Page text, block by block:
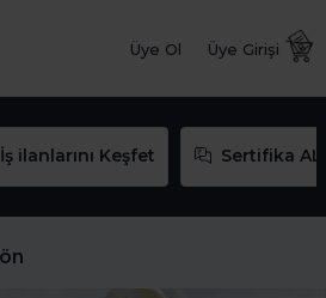
Üye Ol Üye Girişi
İş ilanlarını Keşfet Sertifika AL